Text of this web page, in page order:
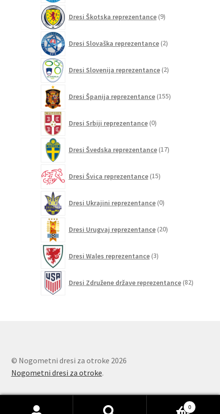
Dresi Škotska reprezentance 9izdelkov
Dresi Slovaška reprezentance 2izdelka
Dresi Slovenija reprezentance 2izdelka
Dresi Španija reprezentance 155izdelkov
Dresi Srbiji reprezentance 0izdelkov
Dresi Švedska reprezentance 17izdelkov
Dresi Švica reprezentance 15izdelkov
Dresi Ukrajini reprezentance 0izdelkov
Dresi Urugvaj reprezentance 20izdelkov
Dresi Wales reprezentance 3izdelki
Dresi Združene države reprezentance 82izdelkov
© Nogometni dresi za otroke 2026
Nogometni dresi za otroke.
0